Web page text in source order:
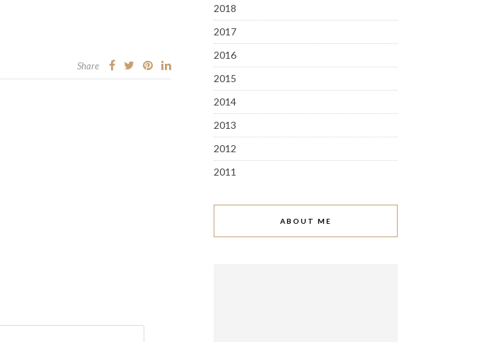
Share
2018
2017
2016
2015
2014
2013
2012
2011
ABOUT ME